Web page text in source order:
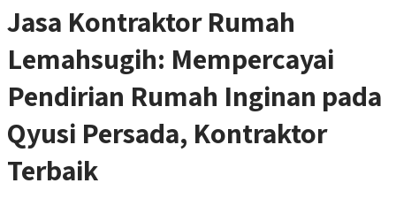
Jasa Kontraktor Rumah
Lemahsugih: Mempercayai
Pendirian Rumah Inginan pada
Qyusi Persada, Kontraktor
Terbaik